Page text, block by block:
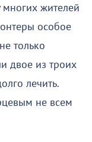
многих жителей
особое
только
двое из троих
лечить.
не всем